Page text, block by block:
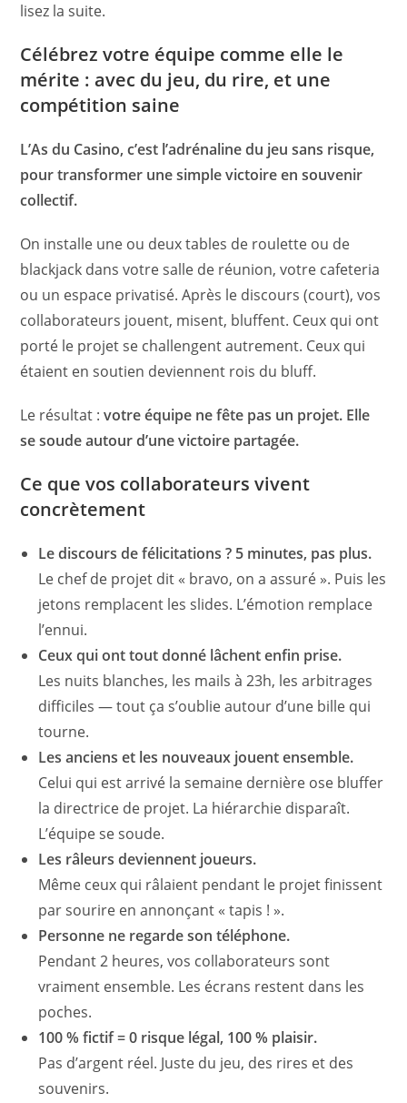
lisez la suite.
Célébrez votre équipe comme elle le
mérite : avec du jeu, du rire, et une
compétition saine
L’As du Casino, c’est l’adrénaline du jeu sans risque,
pour transformer une simple victoire en souvenir
collectif.
On installe une ou deux tables de roulette ou de
blackjack dans votre salle de réunion, votre cafeteria
ou un espace privatisé. Après le discours (court), vos
collaborateurs jouent, misent, bluffent. Ceux qui ont
porté le projet se challengent autrement. Ceux qui
étaient en soutien deviennent rois du bluff.
Le résultat :votre équipe ne fête pas un projet. Elle
se soude autour d’une victoire partagée.
Ce que vos collaborateurs vivent
concrètement
Le discours de félicitations ? 5 minutes, pas plus.
Le chef de projet dit « bravo, on a assuré ». Puis les
jetons remplacent les slides. L’émotion remplace
l’ennui.
Ceux qui ont tout donné lâchent enfin prise.
Les nuits blanches, les mails à 23h, les arbitrages
difficiles — tout ça s’oublie autour d’une bille qui
tourne.
Les anciens et les nouveaux jouent ensemble.
Celui qui est arrivé la semaine dernière ose bluffer
la directrice de projet. La hiérarchie disparaît.
L’équipe se soude.
Les râleurs deviennent joueurs.
Même ceux qui râlaient pendant le projet finissent
par sourire en annonçant « tapis ! ».
Personne ne regarde son téléphone.
Pendant 2 heures, vos collaborateurs sont
vraiment ensemble. Les écrans restent dans les
poches.
100 % fictif = 0 risque légal, 100 % plaisir.
Pas d’argent réel. Juste du jeu, des rires et des
souvenirs.